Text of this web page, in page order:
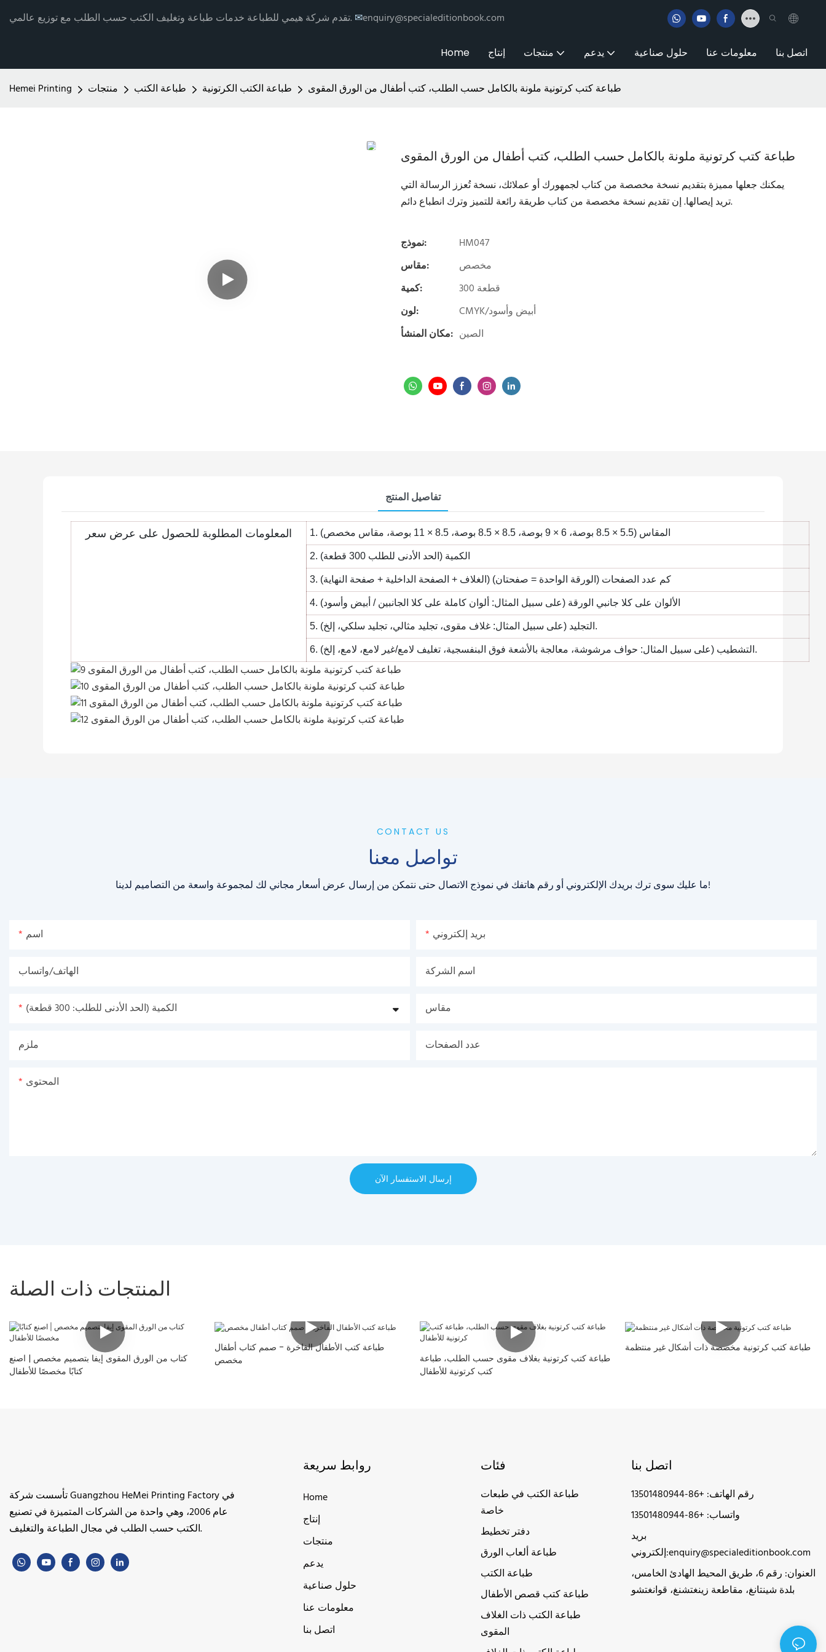
تقدم شركة هيمي للطباعة خدمات طباعة وتغليف الكتب حسب الطلب مع توزيع عالمي. ✉enquiry@specialeditionbook.com
Home إنتاج منتجات يدعم حلول صناعية معلومات عنا اتصل بنا
Hemei Printing منتجات طباعة الكتب طباعة الكتب الكرتونية طباعة كتب كرتونية ملونة بالكامل حسب الطلب، كتب أطفال من الورق المقوى
طباعة كتب كرتونية ملونة بالكامل حسب الطلب، كتب أطفال من الورق المقوى
يمكنك جعلها مميزة بتقديم نسخة مخصصة من كتاب لجمهورك أو عملائك، نسخة تُعزز الرسالة التي
تريد إيصالها. إن تقديم نسخة مخصصة من كتاب طريقة رائعة للتميز وترك انطباع دائم.
نموذج:
HM047
مقاس:
مخصص
كمية:
300 قطعة
لون:
CMYK/أبيض وأسود
مكان المنشأ: الصين
تفاصيل المنتج
المعلومات المطلوبة للحصول على عرض سعر 1. المقاس (5.5 × 8.5 بوصة، 6 × 9 بوصة، 8.5 × 8.5 بوصة، 8.5 × 11 بوصة، مقاس مخصص)
2. الكمية (الحد الأدنى للطلب 300 قطعة)
3. كم عدد الصفحات (الورقة الواحدة = صفحتان) (الغلاف + الصفحة الداخلية + صفحة النهاية)
4. الألوان على كلا جانبي الورقة (على سبيل المثال: ألوان كاملة على كلا الجانبين / أبيض وأسود)
5. التجليد (على سبيل المثال: غلاف مقوى، تجليد مثالي، تجليد سلكي، إلخ).
6. التشطيب (على سبيل المثال: حواف مرشوشة، معالجة بالأشعة فوق البنفسجية، تغليف لامع/غير لامع، لامع، إلخ).
CONTACT US
تواصل معنا
ما عليك سوى ترك بريدك الإلكتروني أو رقم هاتفك في نموذج الاتصال حتى نتمكن من إرسال عرض أسعار مجاني لك لمجموعة واسعة من التصاميم لدينا!
اسم بريد إلكتروني
الهاتف/واتساب اسم الشركة
الكمية (الحد الأدنى للطلب: 300 قطعة) مقاس
ملزم عدد الصفحات
المحتوى
إرسال الاستفسار الآن
المنتجات ذات الصلة
كتاب من الورق المقوى إيفا بتصميم مخصص | اصنع
كتابًا مخصصًا للأطفال
طباعة كتب الأطفال الفاخرة - صمم كتاب أطفال
مخصص
طباعة كتب كرتونية بغلاف مقوى حسب الطلب، طباعة
كتب كرتونية للأطفال
طباعة كتب كرتونية مخصصة ذات أشكال غير منتظمة
تأسست شركة Guangzhou HeMei Printing Factory في
عام 2006، وهي واحدة من الشركات المتميزة في تصنيع
الكتب حسب الطلب في مجال الطباعة والتغليف.
روابط سريعة
Home
إنتاج
منتجات
يدعم
حلول صناعية
معلومات عنا
اتصل بنا
فئات
طباعة الكتب في طبعات
خاصة
دفتر تخطيط
طباعة ألعاب الورق
طباعة الكتب
طباعة كتب قصص الأطفال
طباعة الكتب ذات الغلاف
المقوى
اتصل بنا
رقم الهاتف: +86-13501480944
واتساب: +86-13501480944
بريد
إلكتروني:enquiry@specialeditionbook.com
العنوان: رقم 6، طريق المحيط الهادئ الخامس،
بلدة شينتانغ، مقاطعة زينغتشنغ، قوانغتشو